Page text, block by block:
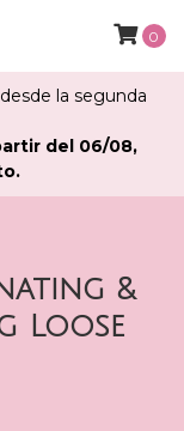
la segunda
del 06/08,
0
&
Loose